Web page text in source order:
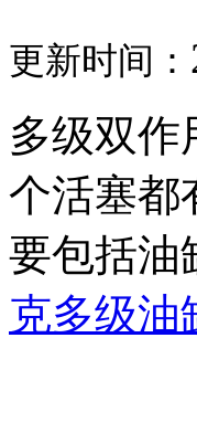
更新时间：
多级双作
个活塞都
要包括油
克多级油